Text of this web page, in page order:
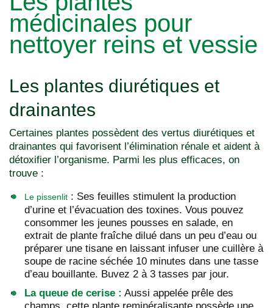
médicinales pour
nettoyer reins et vessie
Les plantes diurétiques et
drainantes
Certaines plantes possèdent des vertus diurétiques et
drainantes qui favorisent l’élimination rénale et aident à
détoxifier l’organisme. Parmi les plus efficaces, on
trouve :
Le pissenlit : Ses feuilles stimulent la production
d’urine et l’évacuation des toxines. Vous pouvez
consommer les jeunes pousses en salade, en
extrait de plante fraîche dilué dans un peu d’eau ou
préparer une tisane en laissant infuser une cuillère à
soupe de racine séchée 10 minutes dans une tasse
d’eau bouillante. Buvez 2 à 3 tasses par jour.
La queue de cerise : Aussi appelée prêle des